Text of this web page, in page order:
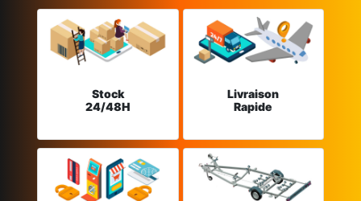
Stock
24/48H
Livraison
Rapide